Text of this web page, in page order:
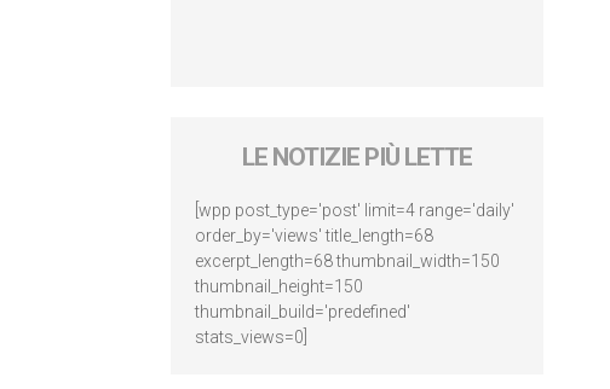
LE NOTIZIE PIÙ LETTE
[wpp post_type='post' limit=4 range='daily'
order_by='views' title_length=68
excerpt_length=68 thumbnail_width=150
thumbnail_height=150
thumbnail_build='predefined'
stats_views=0]